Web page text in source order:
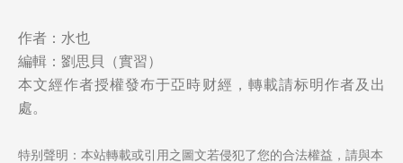
作者：水也
編輯：劉思貝（實習）
本文經作者授權發布于亞時财經，轉載請标明作者及出
處。
特别聲明：本站轉載或引用之圖文若侵犯了您的合法權益，請與本